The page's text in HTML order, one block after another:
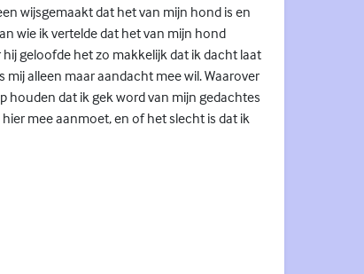
wijsgemaakt dat het van mijn hond is en
wie ik vertelde dat het van mijn hond
geloofde het zo makkelijk dat ik dacht laat
mij alleen maar aandacht mee wil. Waarover
houden dat ik gek word van mijn gedachtes
mee aanmoet, en of het slecht is dat ik